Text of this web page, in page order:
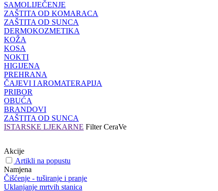
SAMOLIJEČENJE
ZAŠTITA OD KOMARACA
ZAŠTITA OD SUNCA
DERMOKOZMETIKA
KOŽA
KOSA
NOKTI
HIGIJENA
PREHRANA
ČAJEVI I AROMATERAPIJA
PRIBOR
OBUĆA
BRANDOVI
ZAŠTITA OD SUNCA
ISTARSKE LJEKARNE Filter CeraVe
Akcije
Artikli na popustu
Namjena
Čišćenje - tuširanje i pranje
Uklanjanje mrtvih stanica